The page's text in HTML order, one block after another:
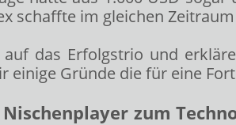
schaffte im gleichen
das Erfolgstrio und
Gründe die für eine
zum